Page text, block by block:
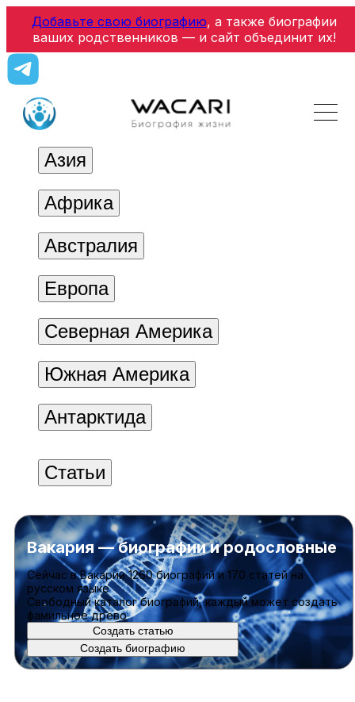
Добавьте свою биографию, а также биографии
ваших родственников — и сайт объединит их!
Азия
Африка
Австралия
Европа
Северная Америка
Южная Америка
Антарктида
Статьи
Вакария — биографии и родословные
Cейчас в Вакарии1260 биографийи170 статейна
русском языке
Свободный каталог биографий, каждый может создать
фамильное древо
Создать статью
Создать биографию